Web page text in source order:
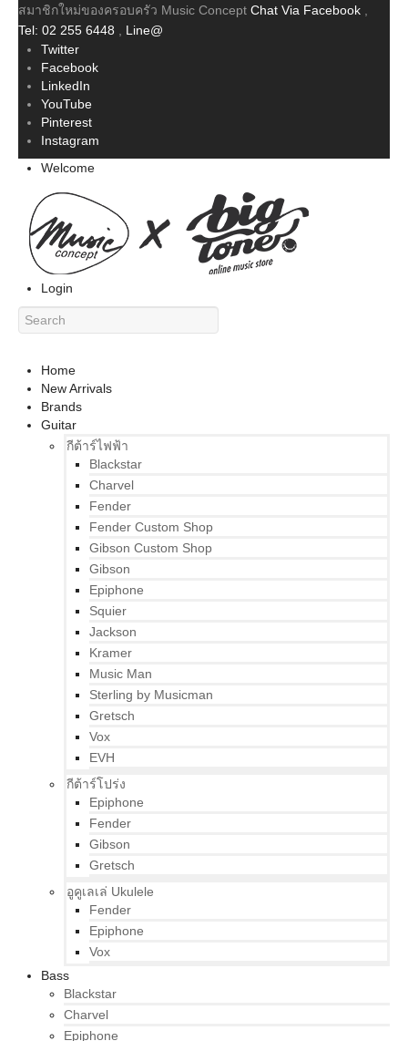
สมาชิกใหม่ของครอบครัว Music Concept Chat Via Facebook
Tel: 02 255 6448
Line@
Twitter
Facebook
LinkedIn
YouTube
Pinterest
Instagram
Welcome
Login
Home
New Arrivals
Brands
Guitar
กีต้าร์ไฟฟ้า
Blackstar
Charvel
Fender
Fender Custom Shop
Gibson Custom Shop
Gibson
Epiphone
Squier
Jackson
Kramer
Music Man
Sterling by Musicman
Gretsch
Vox
EVH
กีต้าร์โปร่ง
Epiphone
Fender
Gibson
Gretsch
อูคูเลเล่ Ukulele
Fender
Epiphone
Vox
Bass
Blackstar
Charvel
Epiphone